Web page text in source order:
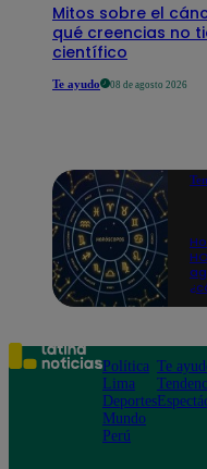
Mitos sobre el
qué creencias no
científico
Te ayudo 08 de agosto 2026
Política
Lima
Deportes
Mundo
Perú
Te